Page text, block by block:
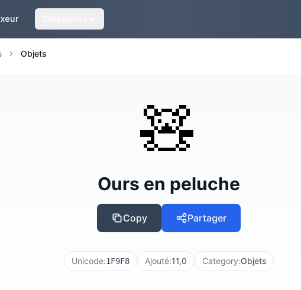
Objets
🧸
Ours en peluche
Copy Partager
Unicode:1F9F8 Ajouté:11,0 Category:Objets